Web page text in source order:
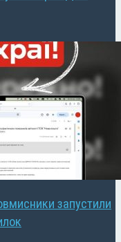
запустили